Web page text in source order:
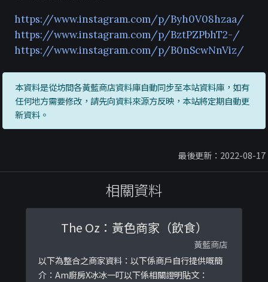
https://www.instagram.com/p/Byh0V08hzaa/
https://www.instagram.com/p/BztPZPbhT2-/
https://www.instagram.com/p/B0nScwNnViz/
本資料是從坊間各黃藍商店資料庫自動同步至本站資料庫，如有
任何地方需要修改，請先向資料來源方反映，本站將定期自動更
新資料。
最後更新：2022-08-17
相關資料
The Oz：黃色商家（飲食）
黃藍商店
以下為整合之商家資料：以下係商戶自行提供嘅簡
介：Am廚房X冰冰一叮以下係相關證明貼文：